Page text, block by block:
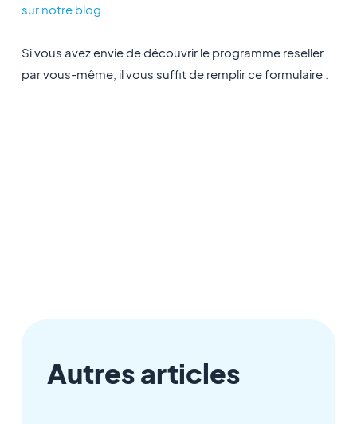
sur notre blog
Si vous avez envie de découvrir le programme reseller
par vous-même, il vous suffit de remplir ce formulaire .
Autres articles